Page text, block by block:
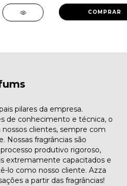
COMPRAR
pilares da empresa.
de conhecimento e técnica, o
clientes, sempre com
Nossas fragrâncias são
produtivo rigoroso,
extremamente capacitados e
lo como nosso cliente. Azza
a partir das fragrâncias!